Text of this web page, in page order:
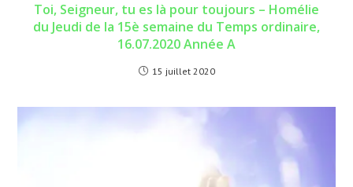
Toi, Seigneur, tu es là pour toujours – Homélie
du Jeudi de la 15è semaine du Temps ordinaire,
16.07.2020 Année A
15 juillet 2020